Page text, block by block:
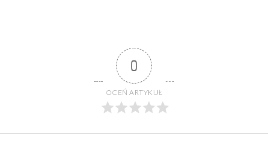
0
OCEŃ ARTYKUŁ